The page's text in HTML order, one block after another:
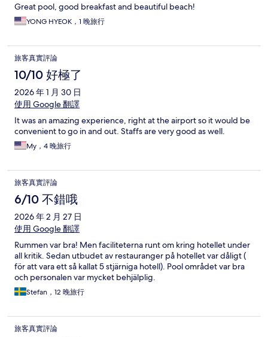
Great pool, good breakfast and beautiful beach!
YONG HYEOK，1 晚旅行
旅客真實評論
10/10 好極了
2026 年 1 月 30 日
使用 Google 翻譯
It was an amazing experience, right at the airport so it would be
convenient to go in and out. Staffs are very good as well.
My，4 晚旅行
旅客真實評論
6/10 不錯哦
2026 年 2 月 27 日
使用 Google 翻譯
Rummen var bra! Men faciliteterna runt om kring hotellet under
all kritik. Sedan utbudet av restauranger på hotellet var dåligt (
för att vara ett så kallat 5 stjärniga hotell). Pool området var bra
och personalen var mycket behjälplig.
Stefan，12 晚旅行
旅客真實評論